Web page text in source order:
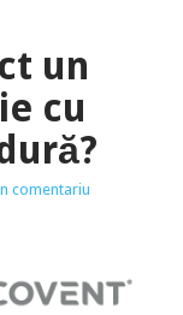
un
cu
comentariu